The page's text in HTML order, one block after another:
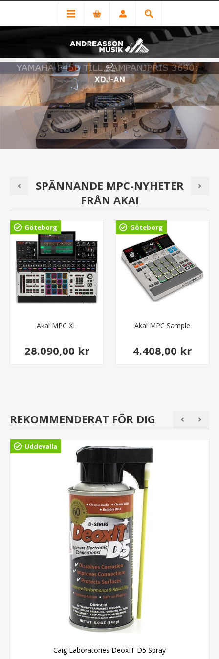
SPÄNNANDE MPC-NYHETER
FRÅN AKAI
Göteborg
Akai MPC XL
28.090,00 kr
Göteborg
Akai MPC Sample
4.408,00 kr
REKOMMENDERAT FÖR DIG
Uddevalla
Caig Laboratories DeoxIT D5 Spray